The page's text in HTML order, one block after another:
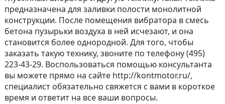
предназначена для заливки полости монолитной
конструкции. После помещения вибратора в смесь
бетона пузырьки воздуха в ней исчезают, и она
становится более однородной. Для того, чтобы
заказать такую технику, звоните по телефону (495)
223-43-29. Воспользоваться помощью консультанта
вы можете прямо на сайте http://kontmotor.ru/,
специалист обязательно свяжется с вами в короткое
время и ответит на все ваши вопросы.